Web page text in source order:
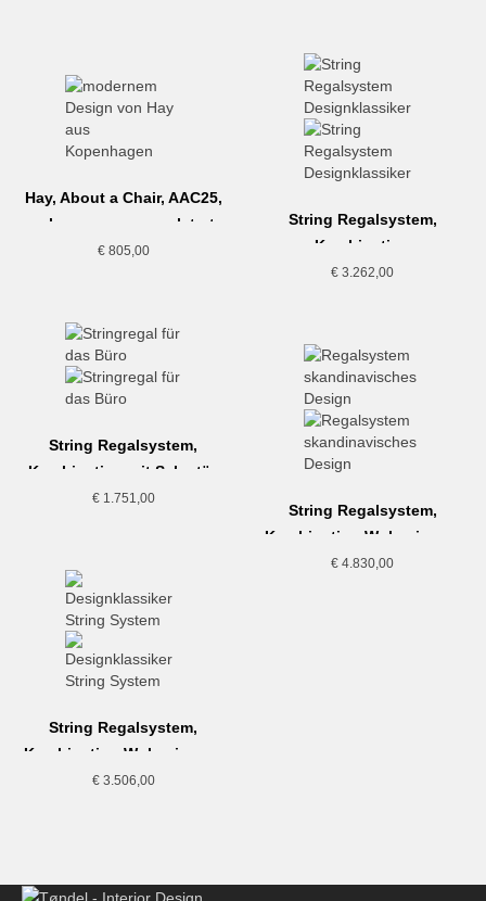
Hay, About a Chair, AAC25,
schwarz, grau gepolstert
€805,00
String Regalsystem,
Kombination
Arbeitszimmer, weiss
€ 3.262,00
String Regalsystem,
Kombination mit Sekretär,
weiss
€1.751,00
String Regalsystem,
Kombination Wohnzimmer
Weiß
€ 4.830,00
String Regalsystem,
Kombination Wohnzimmer,
beige-weiss
€3.506,00